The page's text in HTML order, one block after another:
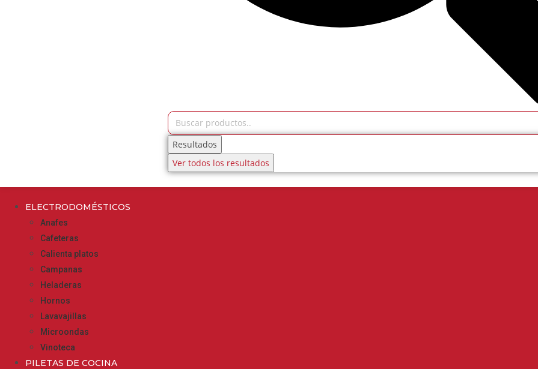
Resultados
Ver todos los resultados
ELECTRODOMÉSTICOS
Anafes
Cafeteras
Calienta platos
Campanas
Heladeras
Hornos
Lavavajillas
Microondas
Vinoteca
PILETAS DE COCINA